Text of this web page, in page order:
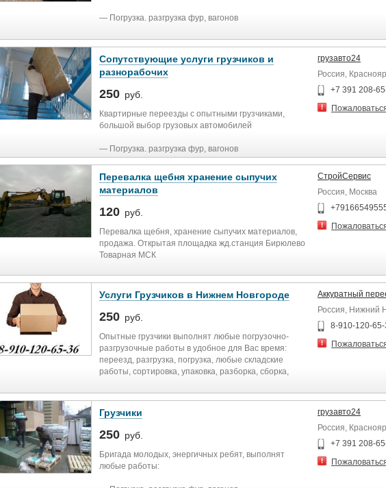
РФ до территории Южного федерального округа.
― Погрузка. разгрузка фур, вагонов
напольных покрытий, стен, перегородок, потолков.
крыш, з
― Уборка территории, вынос, вывоз строительного
мусора. мебели, хлама
― Подъем строительных материалов .
― Земляные работы.
производство.
Сопутствующие услуги грузчиков и
разнорабочих
250 руб.
Квартирные переезды с опытными грузчиками,
большой выбор грузовых автомобилей
― Погрузка. разгрузка фур, вагонов
― Подсобники на стройку.
- Демонтажные работы, слом ветхих строений.
напольных покрытий, стен, перегородок, потолков.
крыш, з
― Уборка территории, вынос, вывоз строительного
мусора. мебели, хлама
― Подъем строительных материалов .
― Земляные работы.
производство.
грузавто24
Россия,
+7 391 208-
Перевалка щебня хранение сыпучих
материалов
120 руб.
Перевалка щебня, хранение сыпучих материалов,
продажа. Открытая площадка жд.станция Бирюлево
Товарная МСК
СтройСервис
Россия, Москва
Услуги Грузчиков в Нижнем Новгороде
250 руб.
Опытные грузчики выполнят любые погрузочно-
разгрузочные работы в удобное для Вас время:
переезд, разгрузка, погрузка, любые складские
работы, сортировка, упаковка, разборка, сборка,
отношение к каждому клиенту, качество и
комплекс услуг, включающий в себя: погрузочно-
разгрузочные работы переезды офисные,
квартирные, дачные складские работы раскладка и
фасовка продукции вынос строительного мусора
такелажные работы
Аккуратный
Россия, Нижний
8-910-120-65-
Грузчики
250 руб.
Бригада молодых, энергичных ребят, выполнят
любые работы:
грузавто24
Россия,
+7 391 208-